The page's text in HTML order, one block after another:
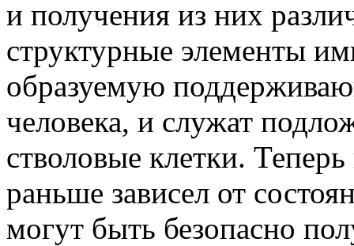
и получения из них
структурные элементы
образуемую
человека, и служат
стволовые клетки.
раньше зависел от
могут быть безопасно